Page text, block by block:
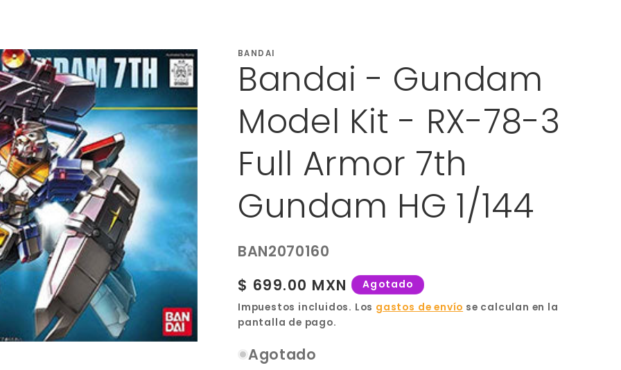
BANDAI
Bandai - Gundam
Model Kit - RX-78-3
Full Armor 7th
Gundam HG 1/144
SKU:
BAN2070160
Precio
habitual
$ 699.00 MXN
Agotado
Impuestos incluidos. Los gastos de envío se calculan en la
pantalla de pago.
Agotado